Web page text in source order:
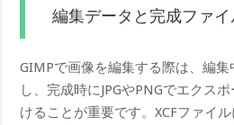
編集データと完成ファ
GIMPで画像を編集する際は、編集
し、完成時にJPGやPNGでエクス
けることが重要です。XCFファイ